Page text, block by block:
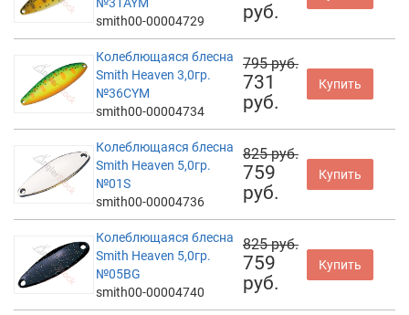
smith00-00004729
руб.
Колеблющаяся блесна
Smith Heaven 3,0гр.
№36CYM
smith00-00004734
795 руб.
731
руб.
Купить
Колеблющаяся блесна
Smith Heaven 5,0гр.
№01S
smith00-00004736
825 руб.
759
руб.
Купить
Колеблющаяся блесна
Smith Heaven 5,0гр.
№05BG
smith00-00004740
825 руб.
759
руб.
Купить